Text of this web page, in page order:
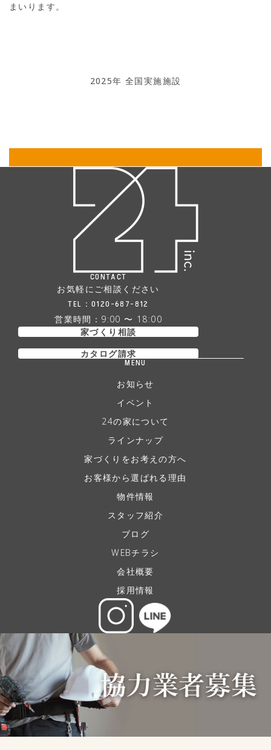
まいります。
2025年 全国実施施設
CONTACT
お気軽にご相談ください
TEL：0120-687-812
営業時間：9:00 〜 18:00
家づくり相談
カタログ請求
MENU
お知らせ
イベント
24の家について
ラインナップ
家づくりをお考えの方へ
お客様から選ばれる理由
物件情報
スタッフ紹介
ブログ
WEBチラシ
会社概要
採用情報